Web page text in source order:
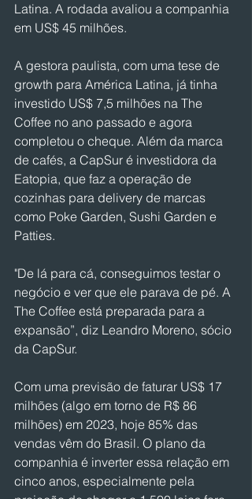
Latina. A rodada avaliou a companhia
em US$ 45 milhões.
A gestora paulista, com uma tese de
growth para América Latina, já tinha
investido US$ 7,5 milhões na The
Coffee no ano passado e agora
completou o cheque. Além da marca
de cafés, a CapSur é investidora da
Eatopia, que faz a operação de
cozinhas para delivery de marcas
como Poke Garden, Sushi Garden e
Patties.
"De lá para cá, conseguimos testar o
negócio e ver que ele parava de pé. A
The Coffee está preparada para a
expansão”, diz Leandro Moreno, sócio
da CapSur.
Com uma previsão de faturar US$ 17
milhões (algo em torno de R$ 86
milhões) em 2023, hoje 85% das
vendas vêm do Brasil. O plano da
companhia é inverter essa relação em
cinco anos, especialmente pela